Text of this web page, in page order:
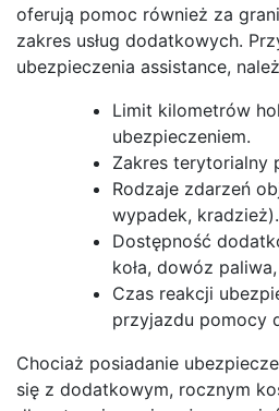
oferują pomoc również za
zakres usług dodatkowych.
ubezpieczenia assistance,
Limit kilometrów
ubezpieczeniem.
Zakres terytorialny
Rodzaje zdarzeń
wypadek, kradzież).
Dostępność
koła, dowóz
Czas reakcji
przyjazdu pomocy
Chociaż posiadanie
się z dodatkowym, rocznym